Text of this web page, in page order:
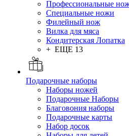
Профессиональные
Специальные ножи
Филейный нож
Вилка для мяса
Кондитерская Лопатка
+ ЕЩЕ 13
Подарочные наборы
Наборы ножей
Подарочные Наборы
Благовония наборы
Подарочные карты
Набор досок